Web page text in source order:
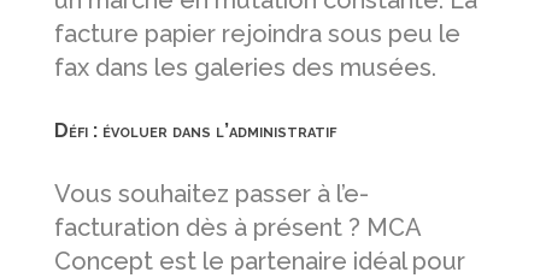
facture papier rejoindra sous peu le
fax dans les galeries des musées.
Défi : évoluer dans l’administratif
Vous souhaitez passer à l’e-
facturation dès à présent ? MCA
Concept est le partenaire idéal pour